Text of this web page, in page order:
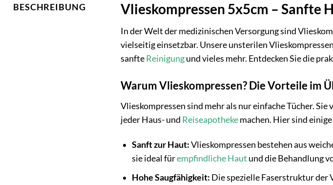
BESCHREIBUNG Vlieskompressen 5x5cm – Sanfte
In der Welt der medizinischen Versorgung sind
vielseitig einsetzbar. Unsere unsterilen
sanfteReinigungund vieles mehr. Entdecken Sie die
Warum Vlieskompressen? Die Vorteile im
Vlieskompressen sind mehr als nur einfache Tücher.
jeder Haus- und Reiseapothekemachen. Hier sind
Sanft zur Haut:Vlieskompressen bestehen aus
sie ideal fürempfindliche Haut und die Behandlung
Hohe Saugfähigkeit: Die spezielle Faserstruktur der